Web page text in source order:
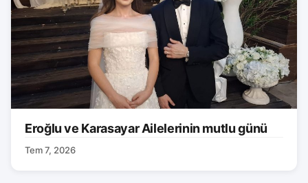
Eroğlu ve Karasayar Ailelerinin mutlu günü
Tem 7, 2026